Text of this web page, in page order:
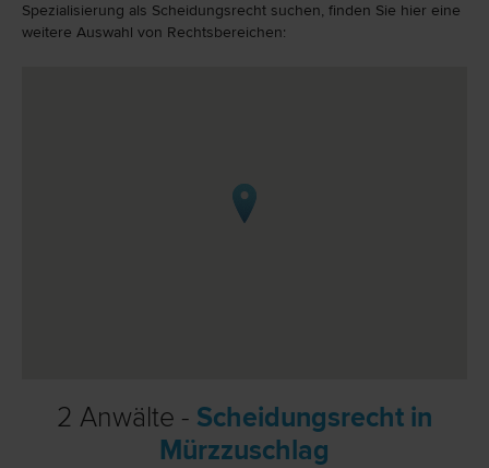
Spezialisierung als Scheidungsrecht suchen, finden Sie hier eine
weitere Auswahl von Rechtsbereichen:
2 Anwälte - Scheidungsrecht in
Mürzzuschlag